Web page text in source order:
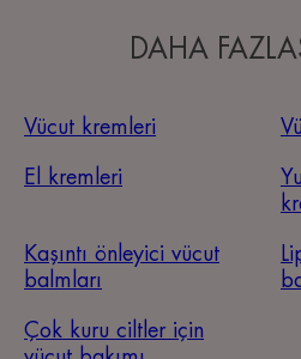
DAHA
Vücut kremleri
El kremleri
Kaşıntı önleyici vücut
balmları
Çok kuru ciltler için